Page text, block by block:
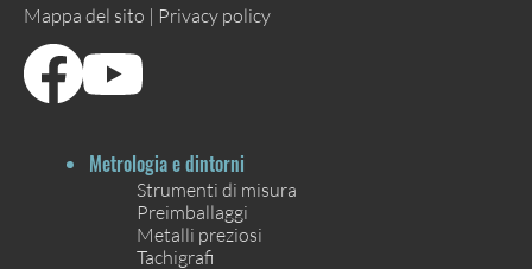
Mappa del sito | Privacy policy
Metrologia e dintorni
Strumenti di misura
Preimballaggi
Metalli preziosi
Tachigrafi